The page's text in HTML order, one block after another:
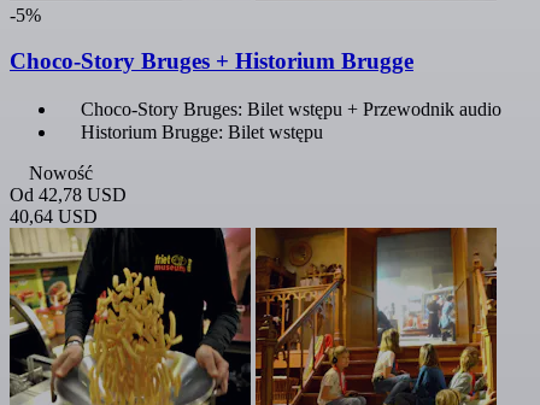
-5%
Choco-Story Bruges + Historium Brugge
Choco-Story Bruges: Bilet wstępu + Przewodnik audio
Historium Brugge: Bilet wstępu
Nowość
Od 42,78 USD
40,64 USD